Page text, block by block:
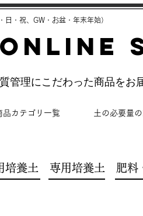
日・祝、GW・お盆・年末年始）
管理にこだわった商品をお
品カテゴリ一覧 土の必要量
培養土 専用培養土 肥料